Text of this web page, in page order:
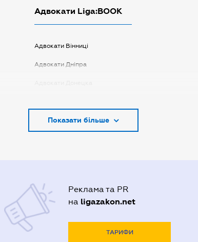
Адвокати Liga:BOOK
Адвокати Вінниці
Адвокати Дніпра
Адвокати Києва
Адвокати Полтави
Адвокати Харькова
Адвокаты Кривого Рогу
Показати більше
Реклама та PR
на ligazakon.net
ТАРИФИ